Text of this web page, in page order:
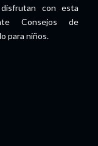
con esta
Consejos de
para niños.